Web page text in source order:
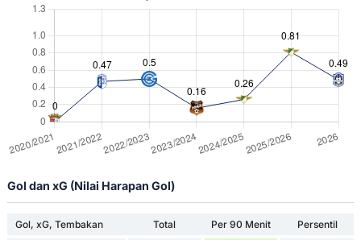
Gol dan xG (Nilai Harapan Gol)
Gol, xG, Tembakan Total Per 90 Menit
Persentil